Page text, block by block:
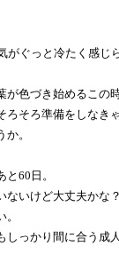
がぐっと冷たく感じ
が色づき始めるこの
ろそろ準備をしなき
。
60日。
ないけど大丈夫かな
しっかり間に合う成